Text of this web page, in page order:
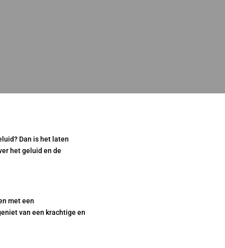
Dan is het laten
het geluid en de
met een
van een krachtige en